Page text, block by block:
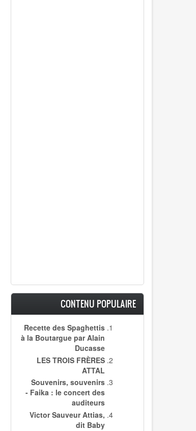
CONTENU POPULAIRE
Recette des Spaghettis
à la Boutargue par Alain
Ducasse
LES TROIS FRÈRES
ATTAL
Souvenirs, souvenirs
- Faika : le concert des
auditeurs
Victor Sauveur Attias,
dit Baby